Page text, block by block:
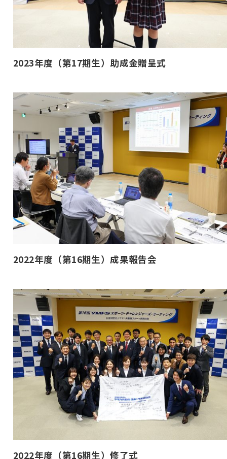
2023年度（第17期生）助成金贈呈式
2022年度（第16期生）成果報告会
2022年度（第16期生）修了式